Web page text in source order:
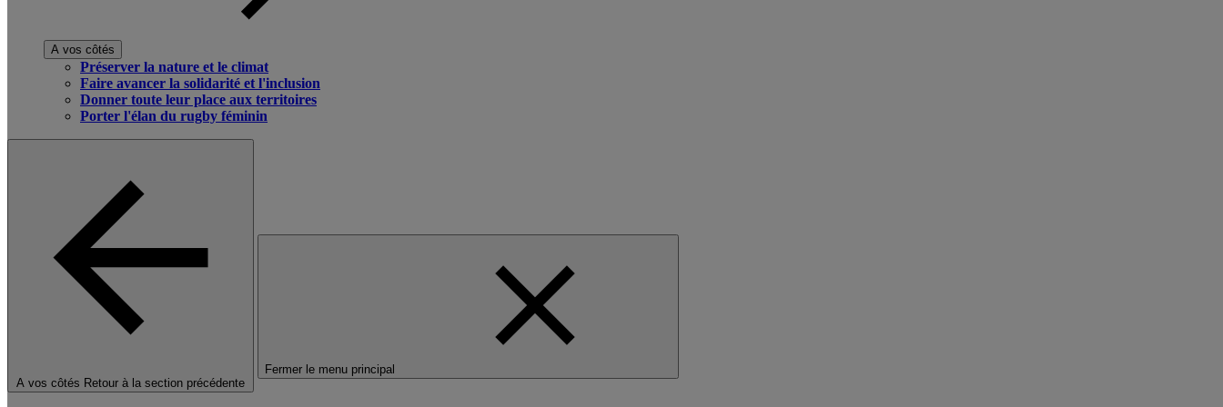
A vos côtés
Préserver la nature et le climat
Faire avancer la solidarité et l'inclusion
Donner toute leur place aux territoires
Porter l'élan du rugby féminin
A vos côtés Retour à la section précédente
Fermer le menu principal